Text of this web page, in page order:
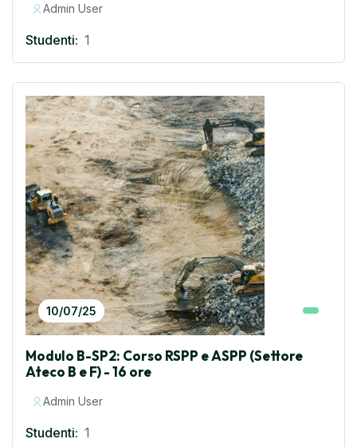
Admin User
Studenti: 1
10/07/25
Modulo B-SP2: Corso RSPP e ASPP (Settore
Ateco B e F) - 16 ore
Admin User
Studenti: 1